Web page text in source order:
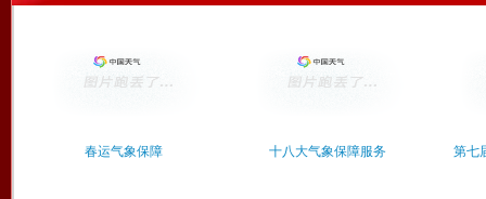
春运气象保障 十八大气象保障服务 第七